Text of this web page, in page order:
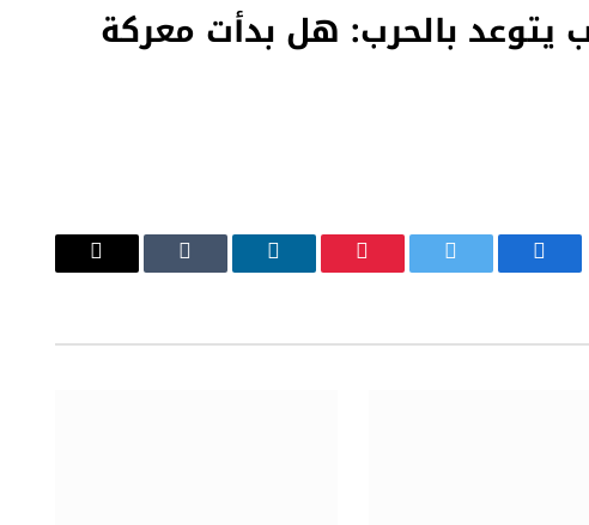
يتوعد بالحرب: هل بدأت معركة
فيسبوك تويتر بينتيريست لينكدإن Tumblr
البريد